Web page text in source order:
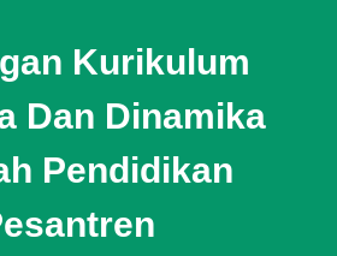
Kurikulum
Dan Dinamika
Pendidikan